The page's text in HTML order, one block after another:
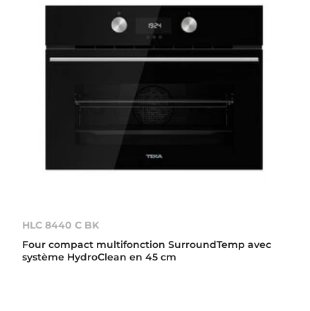
HLC 8440 C BK
Four compact multifonction SurroundTemp avec
système HydroClean en 45 cm